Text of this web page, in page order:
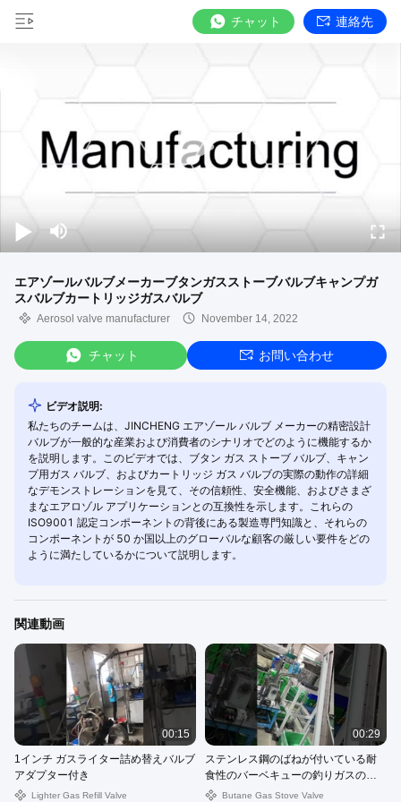
チャット 連絡先
エアゾールバルブメーカーブタンガスストーブバルブキャンプガ
スバルブカートリッジガスバルブ
Aerosol valve manufacturer November 14, 2022
チャット お問い合わせ
ビデオ説明:
私たちのチームは、JINCHENG エアゾール バルブ メーカーの精密設計
バルブが一般的な産業および消費者のシナリオでどのように機能するか
を説明します。このビデオでは、ブタン ガス ストーブ バルブ、キャン
プ用ガス バルブ、およびカートリッジ ガス バルブの実際の動作の詳細
なデモンストレーションを見て、その信頼性、安全機能、およびさまざ
まなエアロゾル アプリケーションとの互換性を示します。これらの
ISO9001 認定コンポーネントの背後にある製造専門知識と、それらの
コンポーネントが 50 か国以上のグローバルな顧客の厳しい要件をどの
ように満たしているかについて説明します。
関連動画
00:15
1インチ ガスライター詰め替えバルブ
アダプター付き
Lighter Gas Refill Valve
00:29
ステンレス鋼のばねが付いている耐
食性のバーベキューの釣りガスの缶
弁
Butane Gas Stove Valve